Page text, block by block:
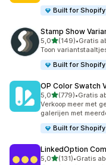
Built for Shopify
Stamp Show
5,0van 5 sterren
(149)
149 recensies in
•Gratis
Toon
Built for Shopify
OP Color Swatch
5,0van 5 sterren
(779)
779 recensies in
•Gratis
Verkoop meer met
galerijen met
Built for Shopify
LinkedOption
5,0van 5 sterren
(131)
131 recensies in
•Gratis